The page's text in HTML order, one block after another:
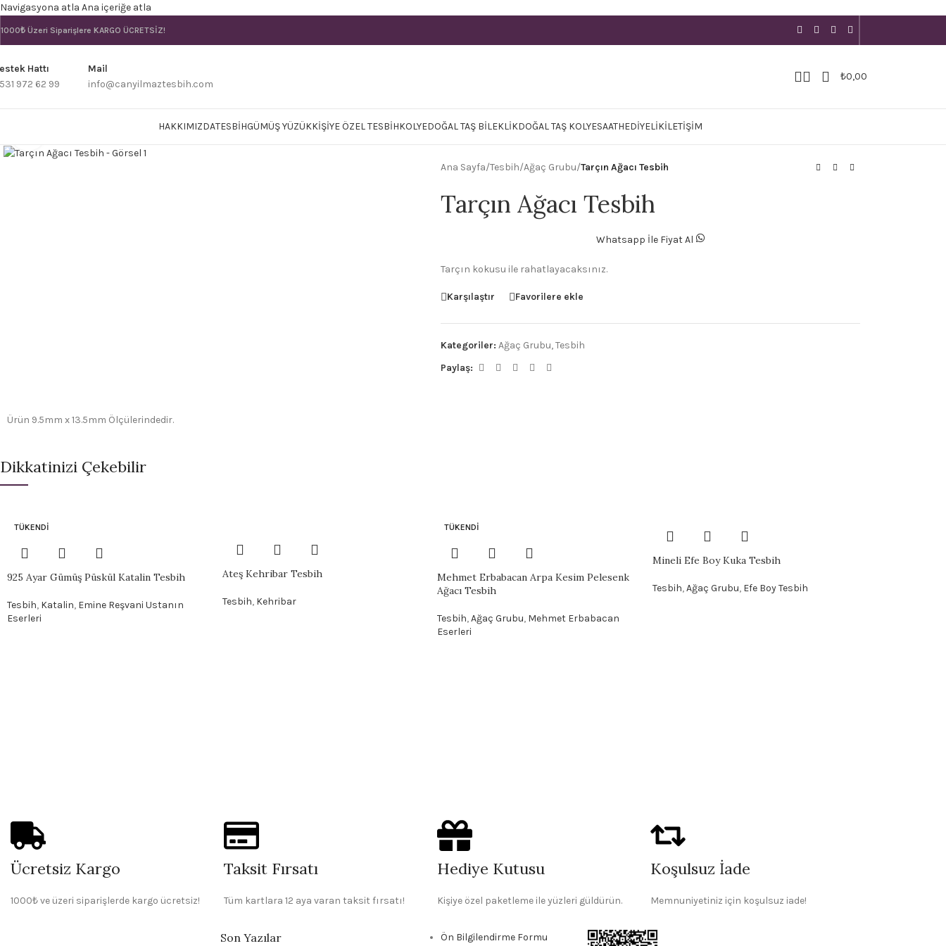
Navigasyona atla Ana içeriğe atla
1000₺ Üzeri Siparişlere KARGO ÜCRETSİZ!
Hattı
972 62 99
Mail
info@canyilmaztesbih.com
₺0,00
HAKKIMIZDATESBIHGÜMÜŞ YÜZÜKKIŞIYE ÖZEL TESBIHKOLYEDOĞAL TAŞ BILEKLIKDOĞAL TAŞ KOLYESAATHEDIYELIKİLETIŞIM
Ana Sayfa/Tesbih/Ağaç Grubu/Tarçın Ağacı Tesbih
Tarçın Ağacı Tesbih
Whatsapp İle Fiyat Al
Tarçın kokusu ile rahatlayacaksınız.
Karşılaştır Favorilere ekle
Kategoriler: Ağaç Grubu,Tesbih
Paylaş:
Ürün 9.5mm x 13.5mm Ölçülerindedir.
Dikkatinizi Çekebilir
TÜKENDI
925 Ayar Gümüş Püskül Katalin Tesbih
Tesbih, Katalin, Emine Reşvani Ustanın
Eserleri
Ateş Kehribar Tesbih
Tesbih, Kehribar
TÜKENDI
Mehmet Erbabacan Arpa Kesim Pelesenk
Ağacı Tesbih
Tesbih,Ağaç Grubu, Mehmet Erbabacan
Eserleri
Mineli Efe Boy Kuka Tesbih
Tesbih, Ağaç Grubu, Efe Boy Tesbih
Ücretsiz Kargo
1000₺ ve üzeri siparişlerde kargo ücretsiz!
Taksit Fırsatı
Tüm kartlara 12 aya varan taksit fırsatı!
Hediye Kutusu
Kişiye özel paketleme ile yüzleri güldürün.
Koşulsuz İade
Memnuniyetiniz için koşulsuz iade!
Son Yazılar Ön Bilgilendirme Formu